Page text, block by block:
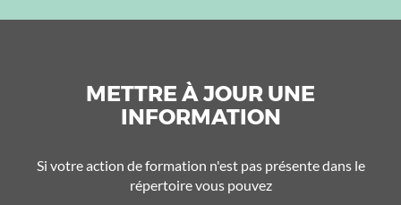
METTRE À JOUR UNE
INFORMATION
Si votre action de formation n'est pas présente dans le
répertoire vous pouvez